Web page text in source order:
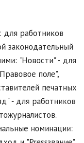
работников
законодательный
"Новости" - для
поле",
печатных
- для работников
номинации: